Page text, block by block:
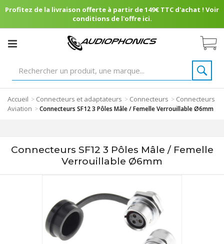
Profitez de la livraison offerte à partir de 149€ TTC d'achat ! Voir
conditions de l'offre ici.
Accueil > Connecteurs et adaptateurs > Connecteurs > Connecteurs
Aviation >Connecteurs SF12 3 Pôles Mâle / Femelle Verrouillable Ø6mm
Connecteurs SF12 3 Pôles Mâle / Femelle
Verrouillable Ø6mm